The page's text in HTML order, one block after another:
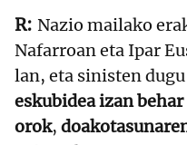
Nazio mailako
Nafarroan eta Ipar
lan, eta sinisten dugu
eskubidea izan
orok,